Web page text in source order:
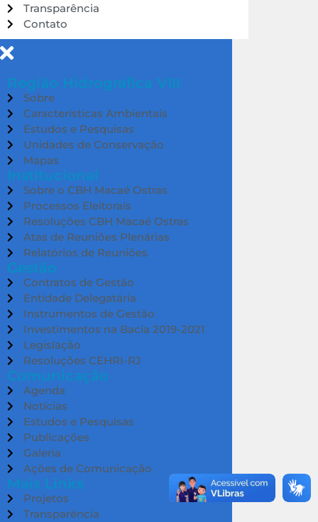
Transparência
Contato
Região Hidrográfica VIII
Sobre
Características Ambientais
Estudos e Pesquisas
Unidades de Conservação
Mapas
Institucional
Sobre o CBH Macaé Ostras
Processos Eleitorais
Resoluções CBH Macaé Ostras
Atas de Reuniões Plenárias
Relatórios de Reuniões
Gestão
Contratos de Gestão
Entidade Delegatária
Instrumentos de Gestão
Investimentos na Bacia 2019-2021
Legislação
Resoluções CEHRI-RJ
Comunicação
Agenda
Notícias
Estudos e Pesquisas
Publicações
Galeria
Ações de Comunicação
Mais Links
Projetos
Transparência